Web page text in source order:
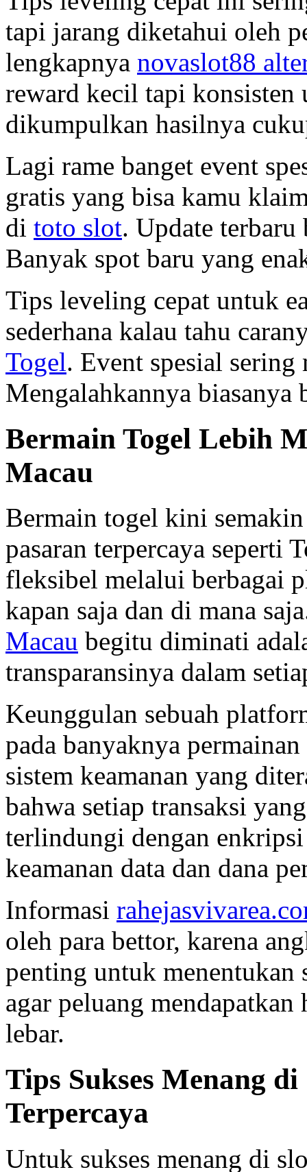
tapi jarang diketahui oleh
lengkapnya novaslot88
reward kecil tapi
dikumpulkan hasilnya
Lagi rame banget event
gratis yang bisa kamu
di toto slot. Update terbaru
Banyak spot baru yang
Tips leveling cepat untuk
sederhana kalau tahu
Togel. Event spesial
Mengalahkannya biasanya
Bermain Togel Lebih
Macau
Bermain togel kini
pasaran terpercaya seperti
fleksibel melalui berbagai
kapan saja dan di mana
Macau begitu diminati
transparansinya dalam
Keunggulan sebuah
pada banyaknya
sistem keamanan yang
bahwa setiap transaksi
terlindungi dengan
keamanan data dan dana
Informasi
oleh para bettor, karena
penting untuk menentukan
agar peluang
lebar.
Tips Sukses Menang
Terpercaya
Untuk sukses menang di